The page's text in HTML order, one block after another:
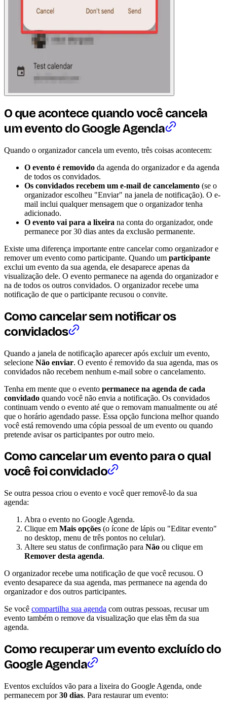
O que acontece quando você cancela
um evento do Google Agenda
Quando o organizador cancela um evento, três coisas acontecem:
O evento é removido da agenda do organizador e da agenda
de todos os convidados.
Os convidados recebem um e-mail de cancelamento (se o
organizador escolheu "Enviar" na janela de notificação). O e-
mail inclui qualquer mensagem que o organizador tenha
adicionado.
O evento vai para a lixeira na conta do organizador, onde
permanece por 30 dias antes da exclusão permanente.
Existe uma diferença importante entre cancelar como organizador e
remover um evento como participante. Quando um participante
exclui um evento da sua agenda, ele desaparece apenas da
visualização dele. O evento permanece na agenda do organizador e
na de todos os outros convidados. O organizador recebe uma
notificação de que o participante recusou o convite.
Como cancelar sem notificar os
convidados
Quando a janela de notificação aparecer após excluir um evento,
selecione Não enviar. O evento é removido da sua agenda, mas os
convidados não recebem nenhum e-mail sobre o cancelamento.
Tenha em mente que o evento permanece na agenda de cada
convidado quando você não envia a notificação. Os convidados
continuam vendo o evento até que o removam manualmente ou até
que o horário agendado passe. Essa opção funciona melhor quando
você está removendo uma cópia pessoal de um evento ou quando
pretende avisar os participantes por outro meio.
Como cancelar um evento para o qual
você foi convidado
Se outra pessoa criou o evento e você quer removê-lo da sua
agenda:
Abra o evento no Google Agenda.
Clique em Mais opções (o ícone de lápis ou "Editar evento"
no desktop, menu de três pontos no celular).
Altere seu status de confirmação para Não ou clique em
Remover desta agenda.
O organizador recebe uma notificação de que você recusou. O
evento desaparece da sua agenda, mas permanece na agenda do
organizador e dos outros participantes.
Se você compartilha sua agenda com outras pessoas, recusar um
evento também o remove da visualização que elas têm da sua
agenda.
Como recuperar um evento excluído do
Google Agenda
Eventos excluídos vão para a lixeira do Google Agenda, onde
permanecem por30 dias. Para restaurar um evento: